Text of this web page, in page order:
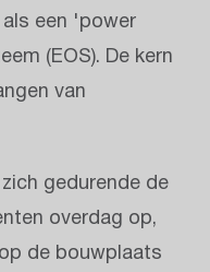
een 'power
(EOS). De kern
van
gedurende de
overdag op,
de bouwplaats